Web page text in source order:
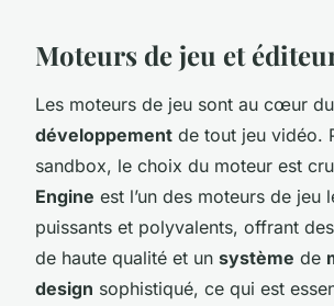
Moteurs de jeu et
Les moteurs de jeu sont au cœur du
développement de tout jeu vidéo.
sandbox, le choix du moteur est
Engine est l’un des moteurs de jeu
puissants et polyvalents, offrant
de haute qualité et un système de
design sophistiqué, ce qui est